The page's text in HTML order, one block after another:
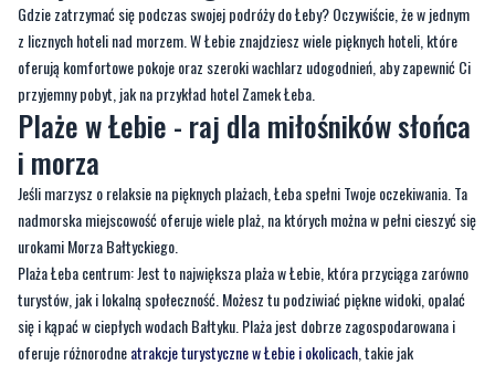
przyjemny pobyt, jak na przykład hotel Zamek Łeba.
Plaże w Łebie - raj dla miłośników słońca
i morza
Jeśli marzysz o relaksie na pięknych plażach, Łeba spełni Twoje oczekiwania. Ta
nadmorska miejscowość oferuje wiele plaż, na których można w pełni cieszyć się
urokami Morza Bałtyckiego.
Plaża Łeba centrum: Jest to największa plaża w Łebie, która przyciąga zarówno
turystów, jak i lokalną społeczność. Możesz tu podziwiać piękne widoki, opalać
się i kąpać w ciepłych wodach Bałtyku. Plaża jest dobrze zagospodarowana i
oferuje różnorodneatrakcje turystyczne w Łebie i okolicach, takie jak
wypożyczalnie sprzętu wodnego czy boiska sportowe.
Plaża Łeba Klif: Jeśli szukasz bardziej dzikiego i odludnego miejsca, Plaża Łeba
Klif będzie idealnym wyborem dla Ciebie. Ta mało odkryta plaża oferuje piękne